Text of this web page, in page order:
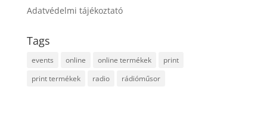
Adatvédelmi tájékoztató
Tags
events online online termékek
print
print termékek
radio rádióműsor